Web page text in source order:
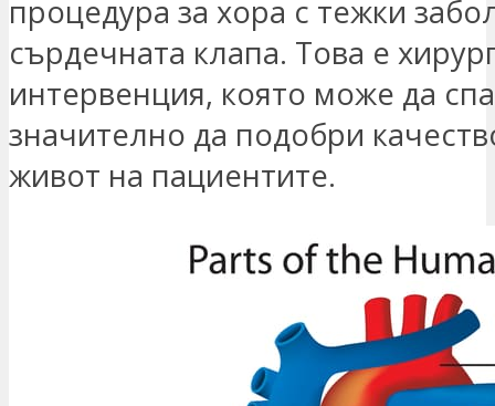
процедура за хора с тежки
сърдечната клапа. Това е
интервенция, която може да
значително да подобри
живот на пациентите.